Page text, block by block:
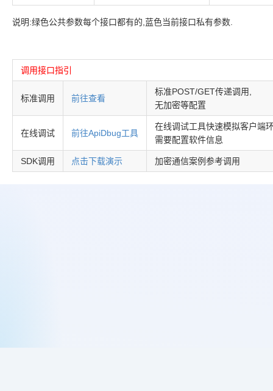
说明:绿色公共参数每个接口都有的,蓝色当前接口私有参数.
调用接口指引
标准调用 前往查看
标准POST/GET传递调用,
无加密等配置
在线调试 前往ApiDbug工具
在线调试工具快速模拟客户端
需要配置软件信息
SDK调用 点击下载演示 加密通信案例参考调用